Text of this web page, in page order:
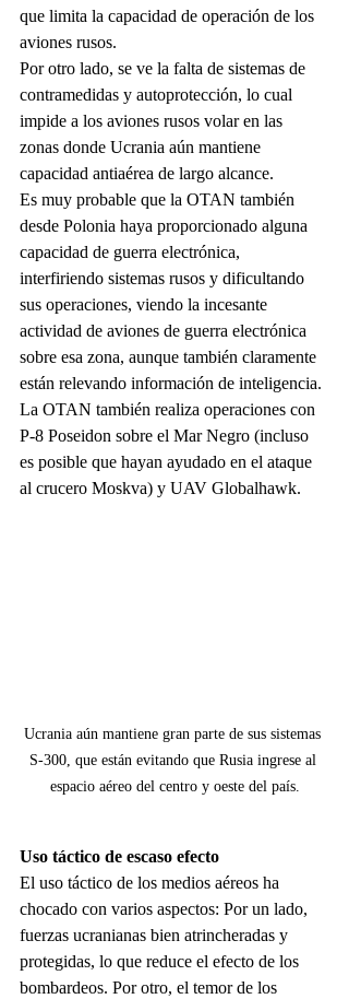
que limita la capacidad de operación de los
aviones rusos.
Por otro lado, se ve la falta de sistemas de
contramedidas y autoprotección, lo cual
impide a los aviones rusos volar en las
zonas donde Ucrania aún mantiene
capacidad antiaérea de largo alcance.
Es muy probable que la OTAN también
desde Polonia haya proporcionado alguna
capacidad de guerra electrónica,
interfiriendo sistemas rusos y dificultando
sus operaciones, viendo la incesante
actividad de aviones de guerra electrónica
sobre esa zona, aunque también claramente
están relevando información de inteligencia.
La OTAN también realiza operaciones con
P-8 Poseidon sobre el Mar Negro (incluso
es posible que hayan ayudado en el ataque
al crucero Moskva) y UAV Globalhawk.
Ucrania aún mantiene gran parte de sus sistemas
S-300, que están evitando que Rusia ingrese al
espacio aéreo del centro y oeste del país.
Uso táctico de escaso efecto
El uso táctico de los medios aéreos ha
chocado con varios aspectos: Por un lado,
fuerzas ucranianas bien atrincheradas y
protegidas, lo que reduce el efecto de los
bombardeos. Por otro, el temor de los